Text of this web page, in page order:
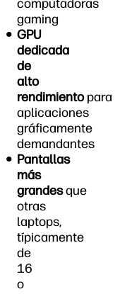
computadoras
gaming
GPU
dedicada
de
alto
rendimientopara
aplicaciones
gráficamente
demandantes
Pantallas
más
grandesque
otras
laptops,
típicamente
de
16
o